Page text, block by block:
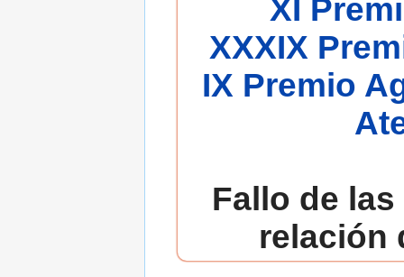
XI
XXXIX
IX Premio
Fallo de
relación